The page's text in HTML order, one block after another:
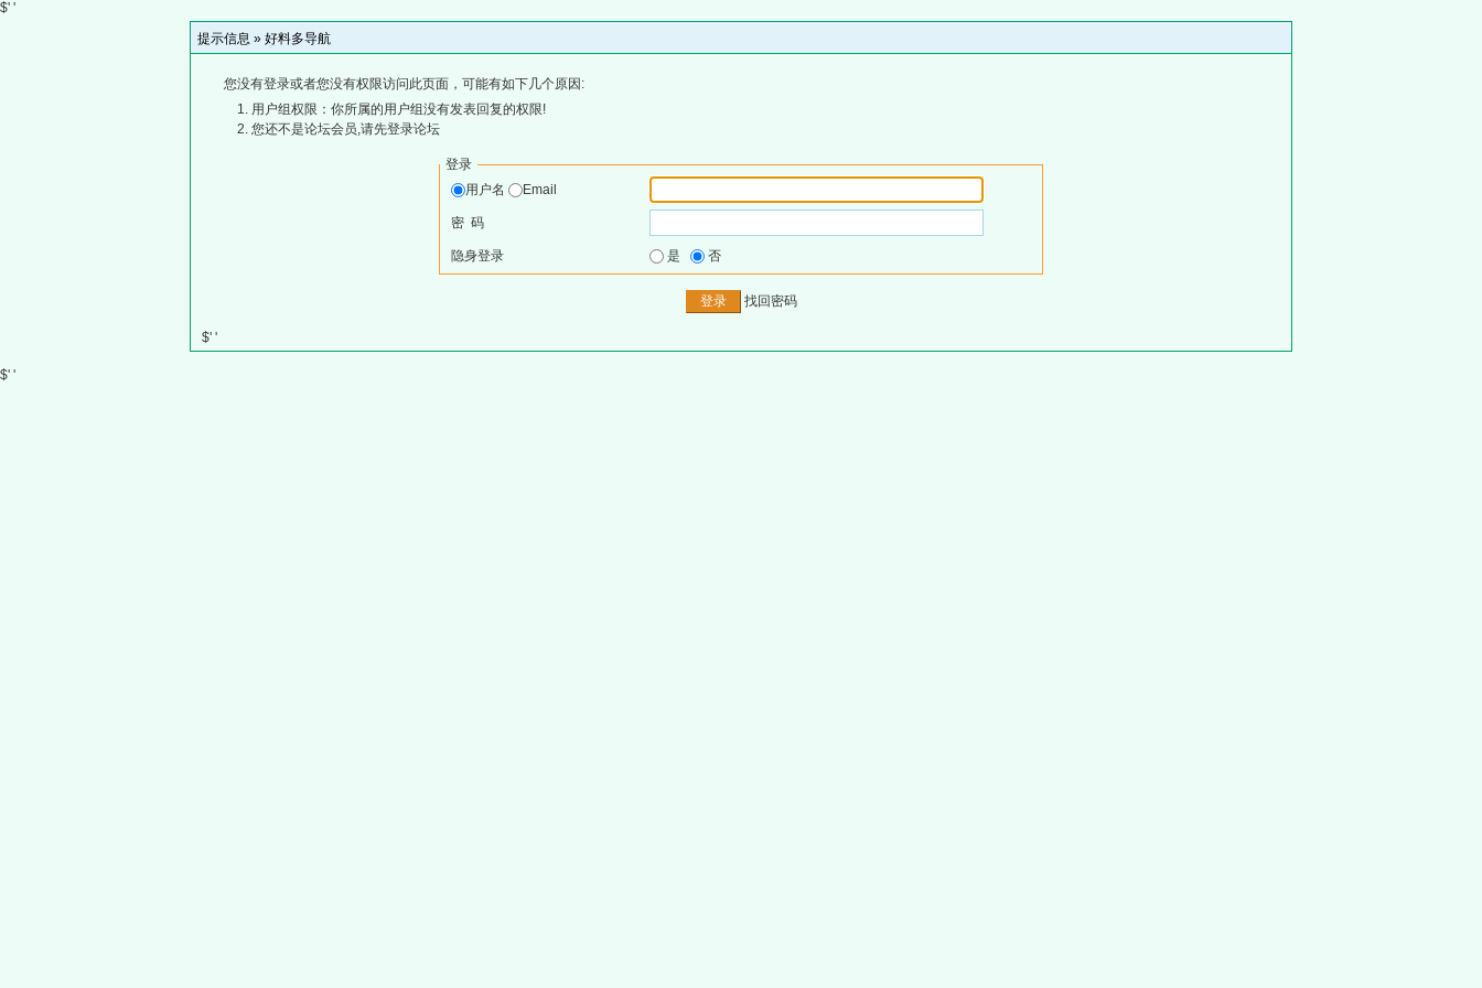
$' '
提示信息 » 好料多导航
您没有登录或者您没有权限访问此页面，可能有如下几个原因:
用户组权限：你所属的用户组没有发表回复的权限!
您还不是论坛会员,请先登录论坛
登录
用户名
Email
密 码
隐身登录 是 否
找回密码
$' '
$' '